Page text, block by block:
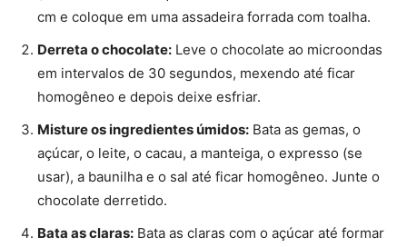
cm e coloque em uma assadeira forrada com toalha.
Derreta o chocolate: Leve o chocolate ao microondas
em intervalos de 30 segundos, mexendo até ficar
homogêneo e depois deixe esfriar.
Misture os ingredientes úmidos: Bata as gemas, o
açúcar, o leite, o cacau, a manteiga, o expresso (se
usar), a baunilha e o sal até ficar homogêneo. Junte o
chocolate derretido.
Bata as claras: Bata as claras com o açúcar até formar